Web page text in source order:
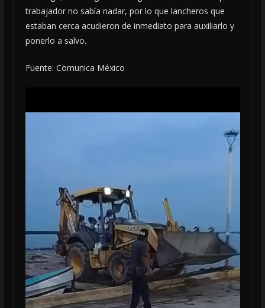
trabajador no sabía nadar, por lo que lancheros que
estaban cerca acudieron de inmediato para auxiliarlo y
ponerlo a salvo.
Fuente: Comunica México